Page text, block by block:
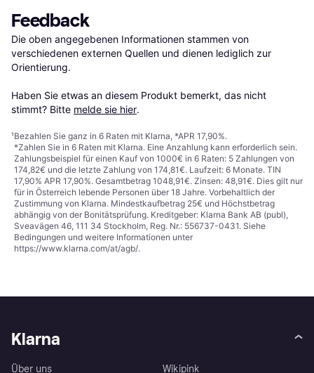
Feedback
Die oben angegebenen Informationen stammen von
verschiedenen externen Quellen und dienen lediglich zur
Orientierung.
Haben Sie etwas an diesem Produkt bemerkt, das nicht
stimmt? Bitte melde sie hier.
¹Bezahlen Sie ganz in 6 Raten mit Klarna, *APR 17,90%.
*Zahlen Sie in 6 Raten mit Klarna. Eine Anzahlung kann erforderlich sein.
Zahlungsbeispiel für einen Kauf von 1000€ in 6 Raten: 5 Zahlungen von
174,82€ und die letzte Zahlung von 174,81€. Laufzeit: 6 Monate. TIN
17,90% APR 17,90%. Gesamtbetrag 1048,91€. Zinsen: 48,91€. Dies gilt nur
für in Österreich lebende Personen über 18 Jahre. Vorbehaltlich der
Zustimmung von Klarna. Mindestkaufbetrag 25€ und Höchstbetrag
abhängig von der Bonitätsprüfung. Kreditgeber: Klarna Bank AB (publ),
Sveavägen 46, 111 34 Stockholm, Reg. Nr.: 556737-0431. Siehe
Bedingungen und weitere Informationen unter
https://www.klarna.com/at/agb/.
Klarna
Über uns
Wikipink